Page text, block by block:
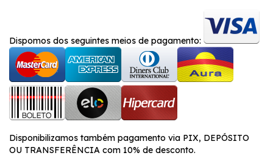
Dispomos dos seguintes meios de pagamento:
Disponibilizamos também pagamento via PIX, DEPÓSITO
OU TRANSFERÊNCIA com 10% de desconto.